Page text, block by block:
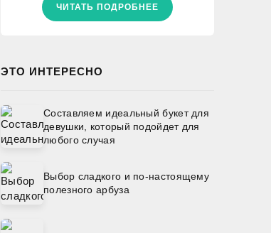
ЧИТАТЬ ПОДРОБНЕЕ
ЭТО ИНТЕРЕСНО
Составляем идеальный букет для
девушки, который подойдет для
любого случая
Выбор сладкого и по-настоящему
полезного арбуза